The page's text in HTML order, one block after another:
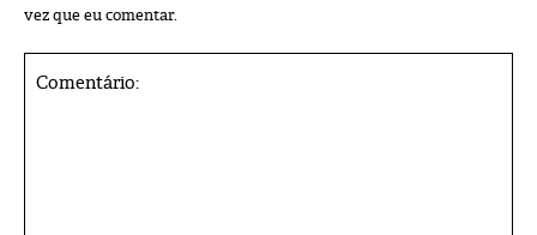
vez que eu comentar.